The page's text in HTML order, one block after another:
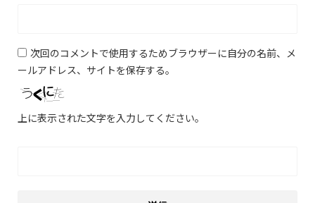
次回のコメントで使用するためブラウザーに自分の名前、メ
ールアドレス、サイトを保存する。
上に表示された文字を入力してください。